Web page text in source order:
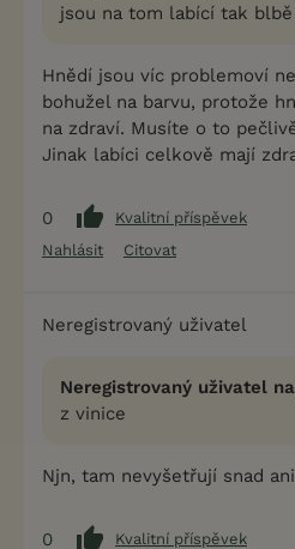
jsou na tom labící tak
Hnědí jsou víc problemoví
bohužel na barvu, protože
na zdraví. Musíte o to
Jinak labíci celkově mají
0
Kvalitní příspěvek
Nahlásit
Citovat
Neregistrovaný uživatel
Neregistrovaný uživatel
z vinice
Njn, tam nevyšetřují snad
0 Kvalitní příspěvek